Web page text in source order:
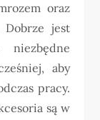
oraz
Dobrze jest
niezbędne
aby
pracy.
są w